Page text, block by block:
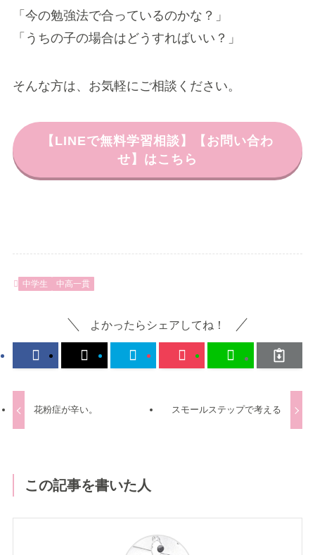
「今の勉強法で合っているのかな？」
「うちの子の場合はどうすればいい？」
そんな方は、お気軽にご相談ください。
【LINEで無料学習相談】【お問い合わ
せ】はこちら
中学生 中高一貫
よかったらシェアしてね！
花粉症が辛い。 スモールステップで考える
この記事を書いた人